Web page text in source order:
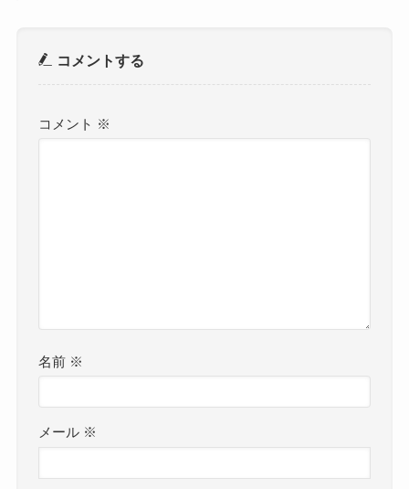
コメントする
コメント ※
名前 ※
メール ※